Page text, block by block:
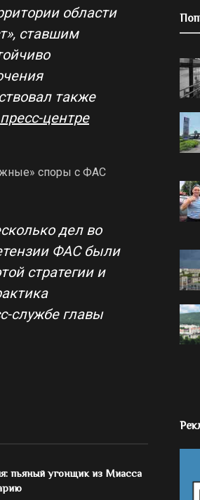
области
ставшим
также
пресс-центре
споры с ФАС
дел во
ФАС были
стратегии и
службе главы
пьяный угонщик из Миасса